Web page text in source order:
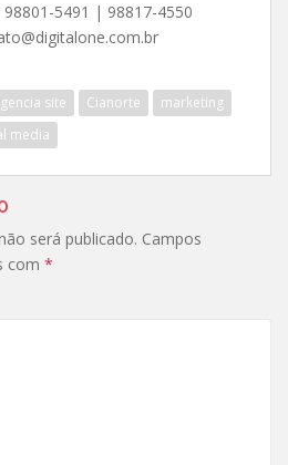
98801-5491 | 98817-4550
site Cianorte
marketing
media
será publicado. Campos
com *